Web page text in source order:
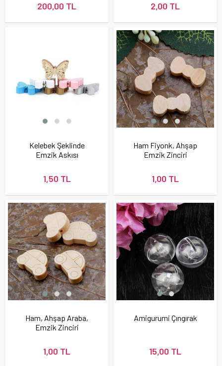
200,00 TL 2,00 TL
Kelebek Şeklinde
Emzik Askısı
1,50 TL
Ham Fiyonk, Ahşap
Emzik Zinciri
1,00 TL
Ham, Ahşap Araba,
Emzik Zinciri
1,00 TL
Amigurumi Çıngırak
15,00 TL